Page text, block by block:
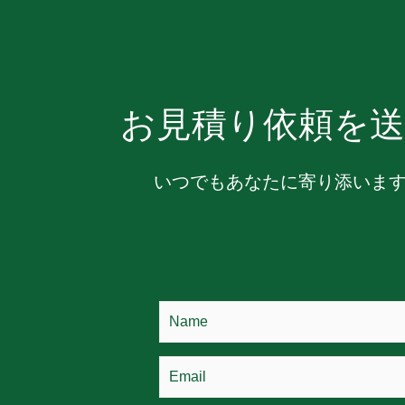
お見積り依頼を
いつでもあなたに寄り添いま